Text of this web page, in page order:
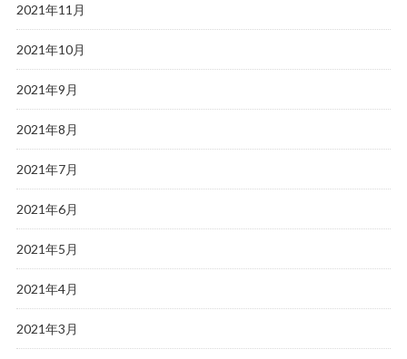
2021年11月
2021年10月
2021年9月
2021年8月
2021年7月
2021年6月
2021年5月
2021年4月
2021年3月